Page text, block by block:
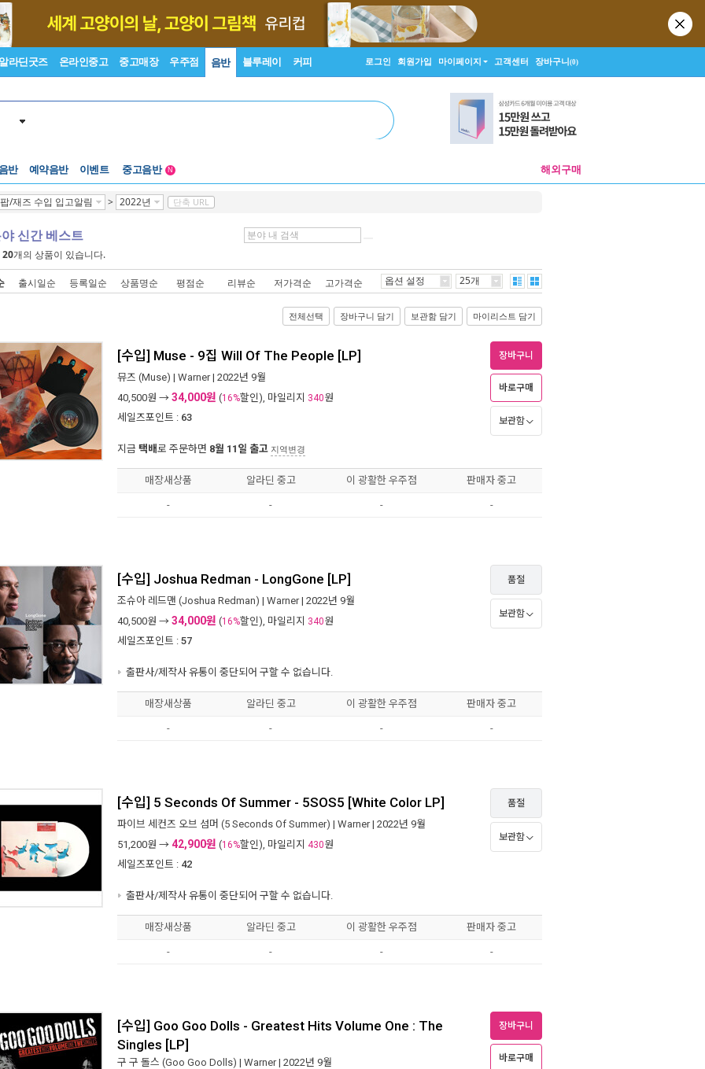
라딘굿즈 온라인중고 중고매장 우주점 음반 블루레이 커피 로그인 회원가입 마이페이지 고객센터 장바구니(0)
반 예약음반 이벤트
중고음반
중고음반
N 해외구매
팝/재즈 수입 입고알림 > 2022년 단축 URL
신간 베스트
20개의 상품이 있습니다.
출시일순 등록일순 상품명순 평점순 리뷰순 저가격순 고가격순 옵션 설정 25개
전체선택 장바구니 담기 보관함 담기 마이리스트 담기
[수입] Muse - 9집 Will Of The People [LP]
뮤즈 (Muse) | Warner| 2022년 9월
40,500원 → 34,000원 (16%할인), 마일리지 340원
세일즈포인트 : 63
지금 택배로 주문하면 8월 11일 출고 지역변경
장바구니
바로구매
보관함
매장새상품 알라딘 중고 이 광활한 우주점 판매자 중고
- - - -
[수입] Joshua Redman - LongGone [LP]
조슈아 레드맨 (Joshua Redman) | Warner| 2022년 9월
40,500원 → 34,000원 (16%할인), 마일리지 340원
세일즈포인트 : 57
출판사/제작사 유통이 중단되어 구할 수 없습니다.
품절
보관함
매장새상품 알라딘 중고 이 광활한 우주점 판매자 중고
- - - -
[수입] 5 Seconds Of Summer - 5SOS5 [White Color LP]
파이브 세컨즈 오브 섬머 (5 Seconds Of Summer) | Warner| 2022년 9월
51,200원 → 42,900원 (16%할인), 마일리지 430원
세일즈포인트 : 42
출판사/제작사 유통이 중단되어 구할 수 없습니다.
품절
보관함
매장새상품 알라딘 중고 이 광활한 우주점 판매자 중고
- - - -
[수입] Goo Goo Dolls - Greatest Hits Volume One : The
Singles [LP]
구 구 돌스 (Goo Goo Dolls) | Warner| 2022년 9월
장바구니
바로구매